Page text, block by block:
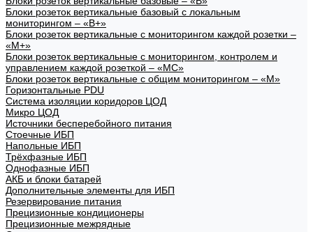
Блоки розеток вертикальные базовый с локальным
мониторингом – «В+»
Блоки розеток вертикальные с мониторингом каждой розетки –
«М+»
Блоки розеток вертикальные с мониторингом, контролем и
управлением каждой розеткой – «МС»
Блоки розеток вертикальные с общим мониторингом – «М»
Горизонтальные PDU
Система изоляции коридоров ЦОД
Микро ЦОД
Источники бесперебойного питания
Стоечные ИБП
Напольные ИБП
Трёхфазные ИБП
Однофазные ИБП
АКБ и блоки батарей
Дополнительные элементы для ИБП
Резервирование питания
Прецизионные кондиционеры
Прецизионные межрядные